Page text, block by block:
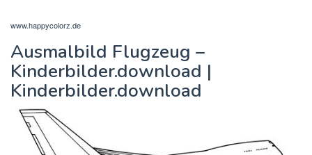
www.happycolorz.de
Ausmalbild Flugzeug –
Kinderbilder.download |
Kinderbilder.download